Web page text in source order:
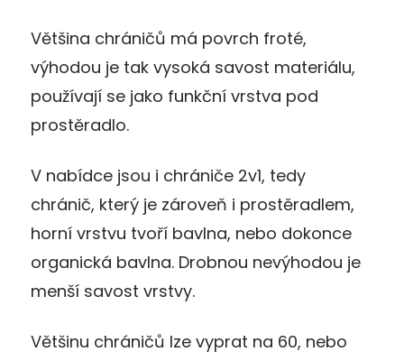
Většina chráničů má povrch froté,
výhodou je tak vysoká savost materiálu,
používají se jako funkční vrstva pod
prostěradlo.
V nabídce jsou i chrániče 2v1, tedy
chránič, který je zároveň i prostěradlem,
horní vrstvu tvoří bavlna, nebo dokonce
organická bavlna. Drobnou nevýhodou je
menší savost vrstvy.
Většinu chráničů lze vyprat na 60, nebo